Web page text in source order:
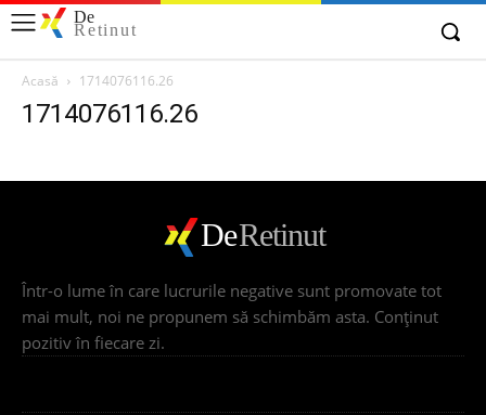
De
Retinut
Acasă 1714076116.26
1714076116.26
DeRetinut
Într-o lume în care lucrurile negative sunt promovate tot
mai mult, noi ne propunem să schimbăm asta. Conţinut
pozitiv în fiecare zi.